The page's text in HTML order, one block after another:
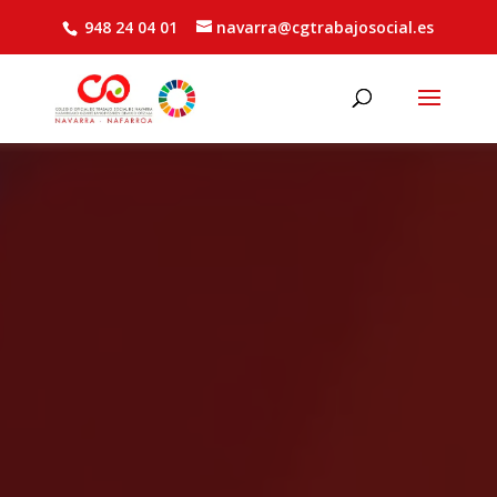
948 24 04 01 navarra@cgtrabajosocial.es